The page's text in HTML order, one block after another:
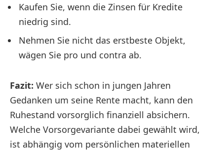
Kaufen Sie, wenn die Zinsen für Kredite
niedrig sind.
Nehmen Sie nicht das erstbeste Objekt,
wägen Sie pro und contra ab.
Fazit: Wer sich schon in jungen Jahren
Gedanken um seine Rente macht, kann den
Ruhestand vorsorglich finanziell absichern.
Welche Vorsorgevariante dabei gewählt wird,
ist abhängig vom persönlichen materiellen